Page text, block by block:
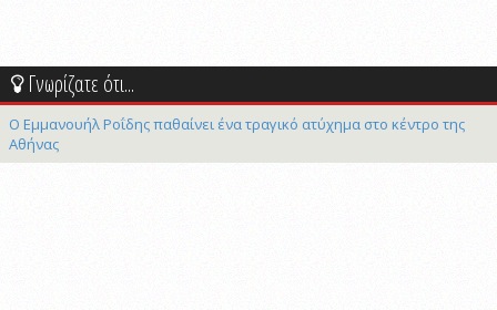
Γνωρίζατε ότι...
Ο Εμμανουήλ Ροΐδης παθαίνει ένα τραγικό ατύχημα στο κέντρο της
Αθήνας